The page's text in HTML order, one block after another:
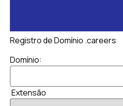
Registro de Domínio .careers
Domínio:
Extensão